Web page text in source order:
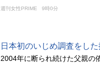
週刊女性PRIME 9時0分
日本初のいじめ調査をし
2004年に断られ続けた父親の